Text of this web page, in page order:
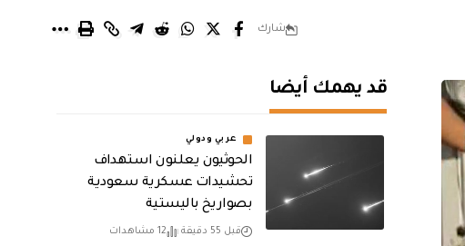
شارك
قد يهمك أيضا
عربي ودولي
الحوثيون يعلنون استهداف
تحشيدات عسكرية سعودية
بصواريخ باليستية
قبل 55 دقيقة 12 مشاهدات